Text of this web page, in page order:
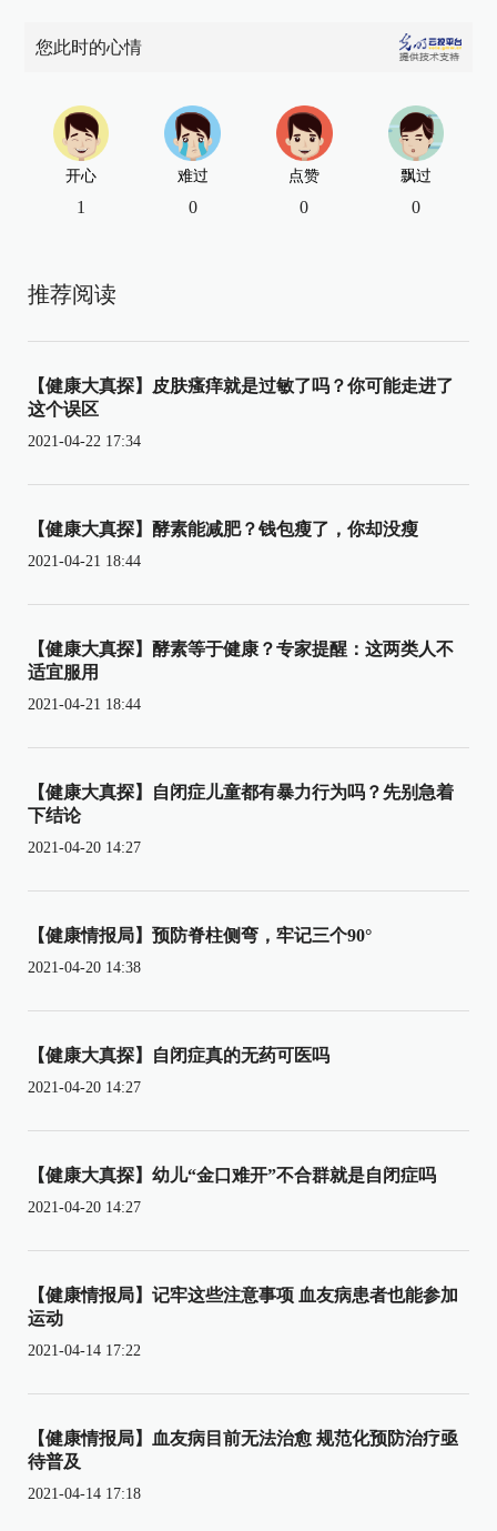
您此时的心情
开心
1
难过
0
点赞
0
飘过
0
推荐阅读
【健康大真探】皮肤瘙痒就是过敏了吗？你可能走进了
这个误区
2021-04-22 17:34
【健康大真探】酵素能减肥？钱包瘦了，你却没瘦
2021-04-21 18:44
【健康大真探】酵素等于健康？专家提醒：这两类人不
适宜服用
2021-04-21 18:44
【健康大真探】自闭症儿童都有暴力行为吗？先别急着
下结论
2021-04-20 14:27
【健康情报局】预防脊柱侧弯，牢记三个90°
2021-04-20 14:38
【健康大真探】自闭症真的无药可医吗
2021-04-20 14:27
【健康大真探】幼儿“金口难开”不合群就是自闭症吗
2021-04-20 14:27
【健康情报局】记牢这些注意事项 血友病患者也能参加
运动
2021-04-14 17:22
【健康情报局】血友病目前无法治愈 规范化预防治疗亟
待普及
2021-04-14 17:18